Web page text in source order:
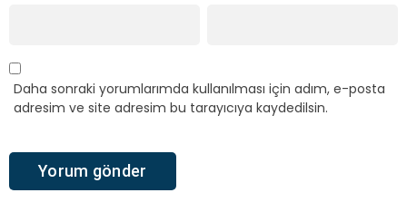
Daha sonraki yorumlarımda kullanılması için adım, e-posta
adresim ve site adresim bu tarayıcıya kaydedilsin.